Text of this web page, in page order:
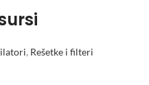
, Rešetke i filteri